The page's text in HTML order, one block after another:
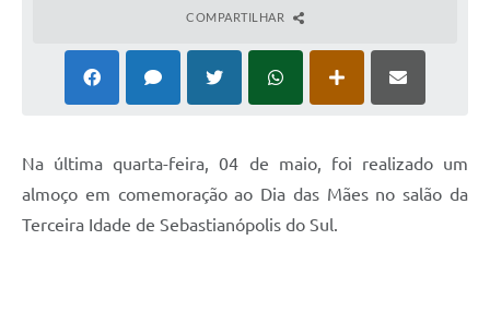
COMPARTILHAR
Na última quarta-feira, 04 de maio, foi realizado um
almoço em comemoração ao Dia das Mães no salão da
Terceira Idade de Sebastianópolis do Sul.